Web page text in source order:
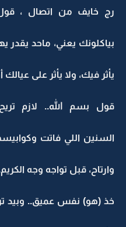
رج خايف من اتصال ،
بياكلونك يعني، ماحد
يأثر فيك، ولا يأثر على
قول بسم الله.. لازم
السنين اللي فاتت
وارتاح، قبل تواجه وجه
خذ (هو) نفس عميق.. وبيد